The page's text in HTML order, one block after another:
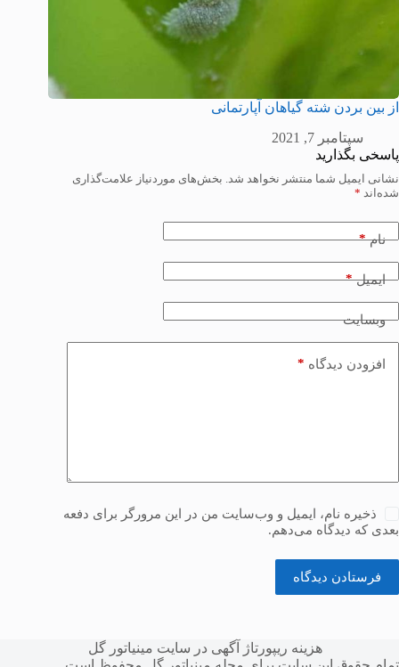
از بین بردن شته گیاهان آپارتمانی
سپتامبر 7, 2021
پاسخی بگذارید
نشانی ایمیل شما منتشر نخواهد شد. بخش‌های موردنیاز علامت‌گذاری
شده‌اند *
نام*
ایمیل*
وبسایت
افزودن دیدگاه *
ذخیره نام، ایمیل و وب‌سایت من در این مرورگر برای دفعه
بعدی که دیدگاه می‌دهم.
فرستادن دیدگاه
هزینه ریپورتاژ آگهی در سایت مینیاتور گل